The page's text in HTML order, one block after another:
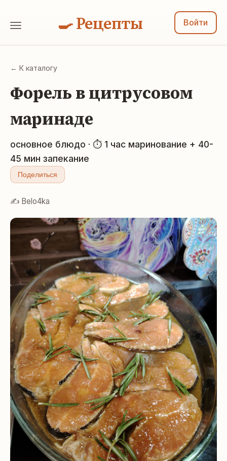
🍳 Рецепты Войти
← К каталогу
Форель в цитрусовом
маринаде
основное блюдо · ⏱ 1 час маринование + 40-
45 мин запекание
Поделиться
✍️ Belo4ka